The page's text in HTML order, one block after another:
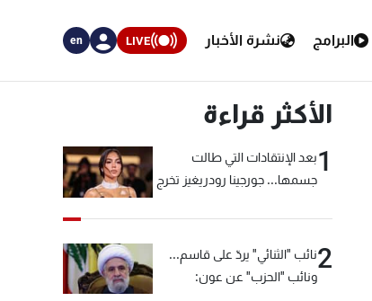
البرامج نشرة الأخبار LIVE
en
الأكثر قراءة
1بعد الإنتقادات التي طالت
جسمها... جورجينا رودريغيز تخرج
2نائب "الثنائي" يردّ على قاسم...
ونائب "الحزب" عن عون: